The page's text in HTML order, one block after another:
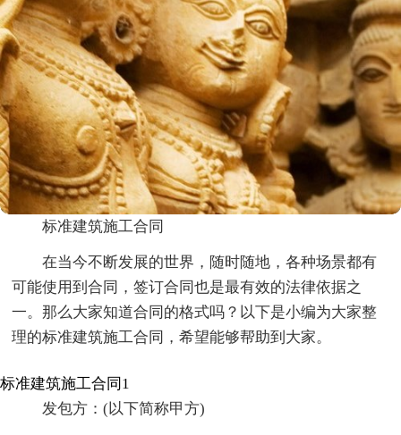
标准建筑施工合同
在当今不断发展的世界，随时随地，各种场景都有
可能使用到合同，签订合同也是最有效的法律依据之
一。那么大家知道合同的格式吗？以下是小编为大家整
理的标准建筑施工合同，希望能够帮助到大家。
标准建筑施工合同1
发包方：(以下简称甲方)